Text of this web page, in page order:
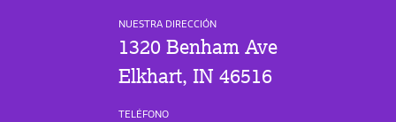
NUESTRA DIRECCIÓN
1320 Benham Ave
Elkhart, IN 46516
TELÉFONO